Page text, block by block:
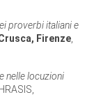
proverbi italiani e
Firenze
nelle locuzioni